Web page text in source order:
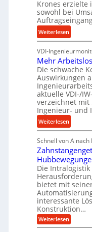
z
e
s
s
i
e
b
u
n
d
H
y
d
r
a
u
l
i
m
V
e
r
g
l
e
i
s
e
u
n
d
l
a
n
g
l
e
b
i
g
e
K
u
g
e
l
g
e
w
Krones erzielte
sowohl bei
Weiterlesen:
K
r
o
n
e
s
s
t
e
i
g
e
r
t
U
m
s
a
t
z
VDI-
Mehr
Die schwache
Auswirkungen
aktuelle VDI-/
verzeichnet mit
Ingenieur- und
Weiterlesen:
M
e
h
r
A
r
b
e
i
t
s
Schnell von A nach
Die
bietet mit
interessante
Konstruktion…
Weiterlesen:
Z